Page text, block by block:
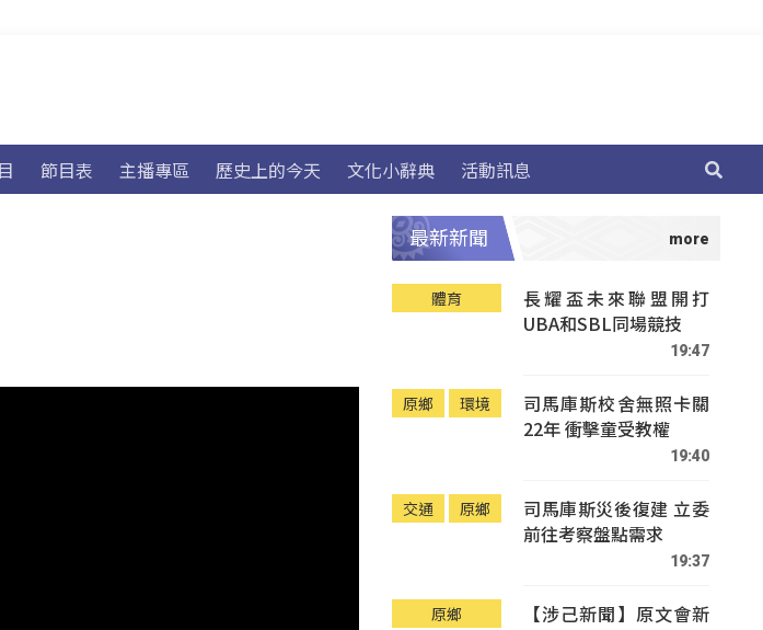
節目表 主播專區 歷史上的今天 文化小辭典 活動訊息
最新新聞
體育
長耀盃未來聯盟開打
UBA和SBL同場競技
19:47
原鄉 環境
司馬庫斯校舍無照卡關
22年 衝擊童受教權
19:40
交通 原鄉
司馬庫斯災後復建 立委
前往考察盤點需求
19:37
原鄉
【涉己新聞】原文會新